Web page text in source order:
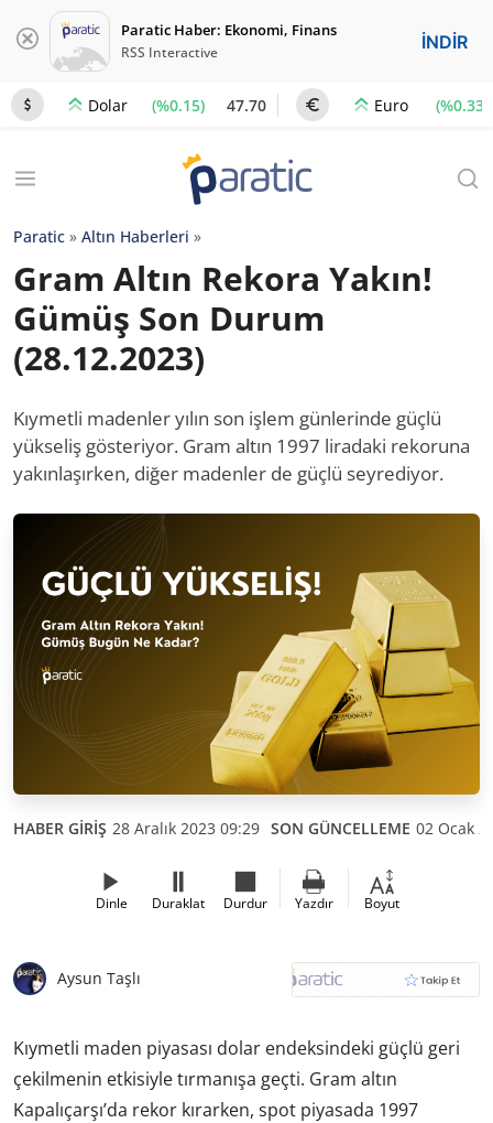
Paratic Haber: Ekonomi, Finans
RSS Interactive İNDİR
Dolar (%0.15) 47.70 Euro (%0.33)
Paratic » Altın Haberleri »
Gram Altın Rekora Yakın!
Gümüş Son Durum
(28.12.2023)
Kıymetli madenler yılın son işlem günlerinde güçlü
yükseliş gösteriyor. Gram altın 1997 liradaki rekoruna
yakınlaşırken, diğer madenler de güçlü seyrediyor.
HABER GİRİŞ 28 Aralık 2023 09:29 SON GÜNCELLEME 02 Ocak
Dinle Duraklat Durdur Yazdır Boyut
Aysun Taşlı
Kıymetli maden piyasası dolar endeksindeki güçlü geri
çekilmenin etkisiyle tırmanışa geçti. Gram altın
Kapalıçarşı’da rekor kırarken, spot piyasada 1997